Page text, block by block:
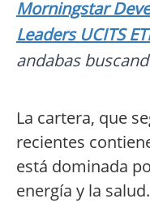
Morningstar
Leaders UCITS
andabas
La cartera, que
recientes
está dominada
energía y la